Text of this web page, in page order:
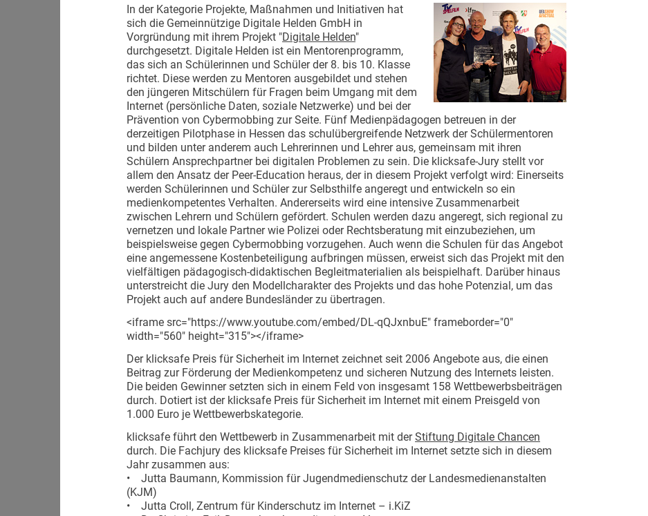
In der Kategorie Projekte, Maßnahmen und Initiativen hat
sich die Gemeinnützige Digitale Helden GmbH in
Vorgründung mit ihrem Projekt "Digitale Helden"
durchgesetzt. Digitale Helden ist ein Mentorenprogramm,
das sich an Schülerinnen und Schüler der 8. bis 10. Klasse
richtet. Diese werden zu Mentoren ausgebildet und stehen
den jüngeren Mitschülern für Fragen beim Umgang mit dem
Internet (persönliche Daten, soziale Netzwerke) und bei der
Prävention von Cybermobbing zur Seite. Fünf Medienpädagogen betreuen in der
derzeitigen Pilotphase in Hessen das schulübergreifende Netzwerk der Schülermentoren
und bilden unter anderem auch Lehrerinnen und Lehrer aus, gemeinsam mit ihren
Schülern Ansprechpartner bei digitalen Problemen zu sein. Die klicksafe-Jury stellt vor
allem den Ansatz der Peer-Education heraus, der in diesem Projekt verfolgt wird: Einerseits
werden Schülerinnen und Schüler zur Selbsthilfe angeregt und entwickeln so ein
medienkompetentes Verhalten. Andererseits wird eine intensive Zusammenarbeit
zwischen Lehrern und Schülern gefördert. Schulen werden dazu angeregt, sich regional zu
vernetzen und lokale Partner wie Polizei oder Rechtsberatung mit einzubeziehen, um
beispielsweise gegen Cybermobbing vorzugehen. Auch wenn die Schulen für das Angebot
eine angemessene Kostenbeteiligung aufbringen müssen, erweist sich das Projekt mit den
vielfältigen pädagogisch-didaktischen Begleitmaterialien als beispielhaft. Darüber hinaus
unterstreicht die Jury den Modellcharakter des Projekts und das hohe Potenzial, um das
Projekt auch auf andere Bundesländer zu übertragen.
<iframe src="https://www.youtube.com/embed/DL-qQJxnbuE" frameborder="0"
width="560" height="315"></iframe>
Der klicksafe Preis für Sicherheit im Internet zeichnet seit 2006 Angebote aus, die einen
Beitrag zur Förderung der Medienkompetenz und sicheren Nutzung des Internets leisten.
Die beiden Gewinner setzten sich in einem Feld von insgesamt 158 Wettbewerbsbeiträgen
durch. Dotiert ist der klicksafe Preis für Sicherheit im Internet mit einem Preisgeld von
1.000 Euro je Wettbewerbskategorie.
klicksafe führt den Wettbewerb in Zusammenarbeit mit derStiftung Digitale Chancen
durch. Die Fachjury des klicksafe Preises für Sicherheit im Internet setzte sich in diesem
Jahr zusammen aus:
• Jutta Baumann, Kommission für Jugendmedienschutz der Landesmedienanstalten
(KJM)
• Jutta Croll, Zentrum für Kinderschutz im Internet – i.KiZ